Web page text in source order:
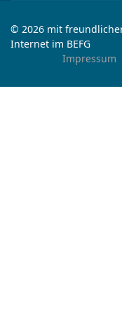
© 2026 mit
Internet im BEFG
Impressum